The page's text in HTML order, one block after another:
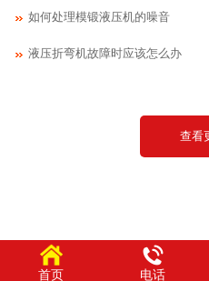
如何处理模锻液压机的噪音
液压折弯机故障时应该怎么办
查看
首页 电话